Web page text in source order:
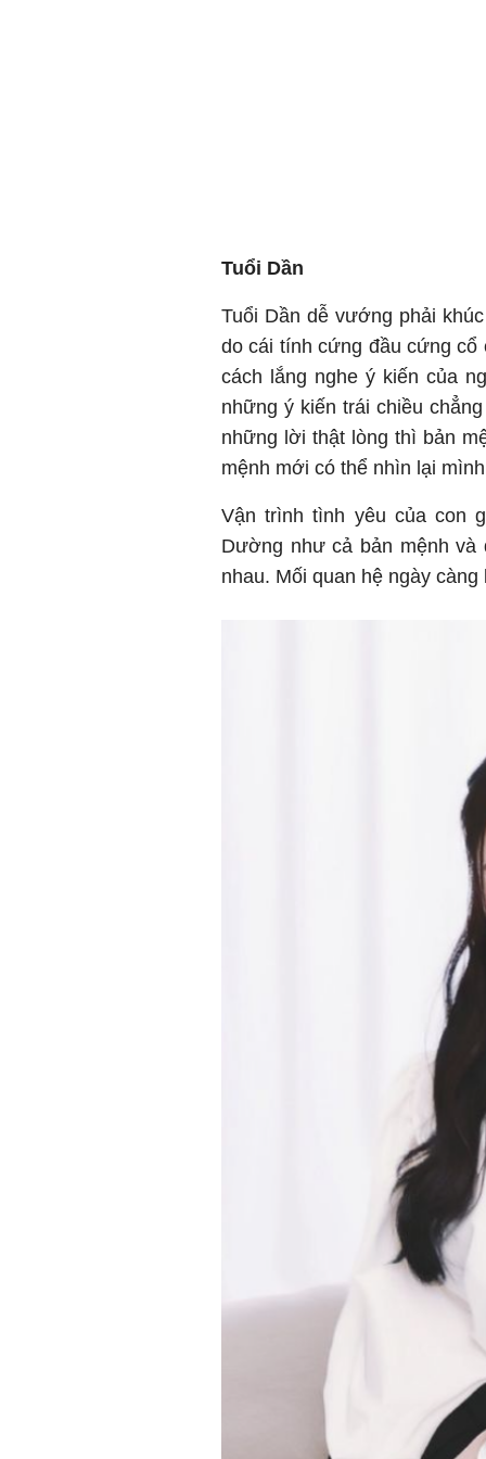
Tuổi Dần
Tuổi Dần dễ vướng phải
do cái tính cứng đầu cứng cổ
cách lắng nghe ý kiến của
những ý kiến trái chiều
những lời thật lòng thì bản
mệnh mới có thể nhìn lại
Vận trình tình yêu của con
Dường như cả bản mệnh
nhau. Mối quan hệ ngày